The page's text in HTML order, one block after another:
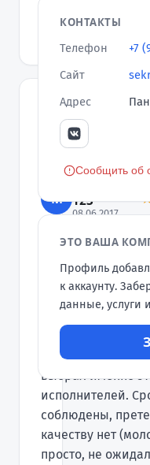
квартир и
ОТЗЫВЫ
Оставить
отзыв
M
123
08.06.2017
Буду рад, если
рекомендацией.
«Секрет
трехкомнатной
Ни разу не
выбрал именно
исполнителей.
соблюдены,
качеству нет
просто, не
КОНТАКТЫ
Телефон
+7
Сайт
Адрес
Сообщить об
ЭТО ВАША
Профиль
к аккаунту.
данные, услуги